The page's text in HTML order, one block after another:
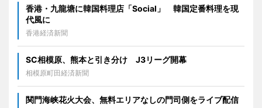
香港・九龍塘に韓国料理店「Social」 韓国定番料理を現
代風に
香港経済新聞
SC相模原、熊本と引き分け J3リーグ開幕
相模原町田経済新聞
関門海峡花火大会、無料エリアなしの門司側をライブ配信